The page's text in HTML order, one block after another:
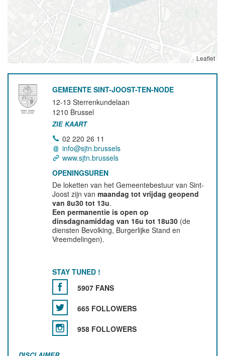
Leaflet
GEMEENTE SINT-JOOST-TEN-NODE
12-13 Sterrenkundelaan
1210 Brussel
ZIE KAART
02 220 26 11
info@sjtn.brussels
www.sjtn.brussels
OPENINGSUREN
De loketten van het Gemeentebestuur van Sint-
Joost zijn vanmaandag tot vrijdag geopend
van 8u30 tot 13u.
Een permanentie is open op
dinsdagnamiddag van 16u tot 18u30 (de
diensten Bevolking, Burgerlijke Stand en
Vreemdelingen).
STAY TUNED !
5907 FANS
665 FOLLOWERS
958 FOLLOWERS